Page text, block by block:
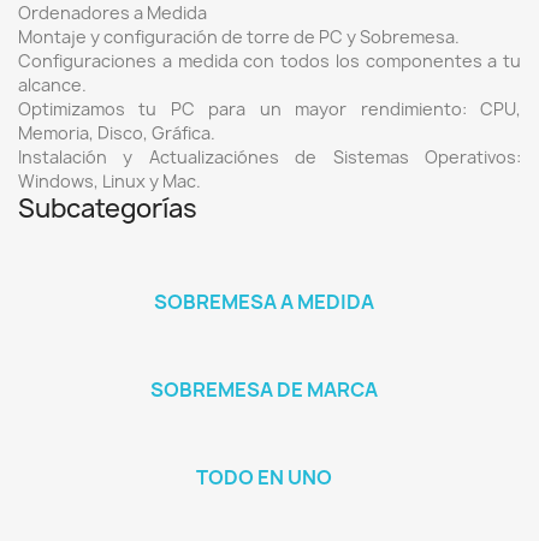
Ordenadores a Medida
Montaje y configuración de torre de PC y Sobremesa.
Configuraciones a medida con todos los componentes a tu
alcance.
Optimizamos tu PC para un mayor rendimiento: CPU,
Memoria, Disco, Gráfica.
Instalación y Actualizaciónes de Sistemas Operativos:
Windows, Linux y Mac.
Subcategorías
SOBREMESA A MEDIDA
SOBREMESA DE MARCA
TODO EN UNO